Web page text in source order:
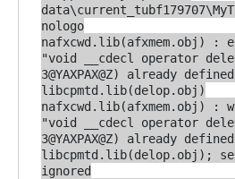
nologo
nafxcwd.lib(afxmem.obj) :
"void __cdecl operator
3@YAXPAX@Z) already
libcpmtd.lib(delop.obj)
nafxcwd.lib(afxmem.obj) :
"void __cdecl operator
3@YAXPAX@Z) already
libcpmtd.lib(delop.obj);
ignored